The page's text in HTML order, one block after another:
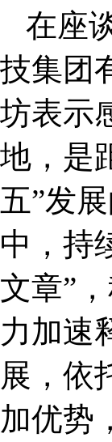
在座
技集团
坊表示
地，是
五”发
中，持
文章”
力加速
展，依
加优势